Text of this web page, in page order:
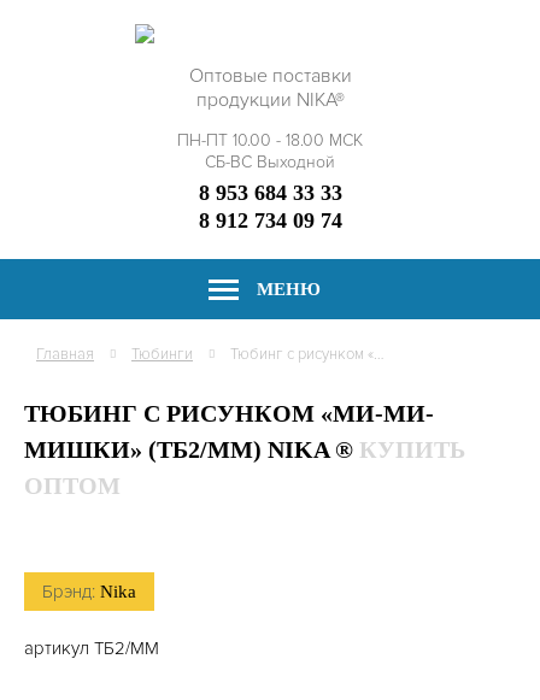
Оптовые поставки
продукции NIKA®
ПН-ПТ 10.00 - 18.00 МСК
СБ-ВС Выходной
8 953 684 33 33
8 912 734 09 74
МЕНЮ
Главная Тюбинги Тюбинг с рисунком «Ми-ми-мишки» (ТБ2/ММ)
ТЮБИНГ С РИСУНКОМ «МИ-МИ-
МИШКИ» (ТБ2/ММ) NIKA ® КУПИТЬ
ОПТОМ
Брэнд: Nika
артикул ТБ2/ММ